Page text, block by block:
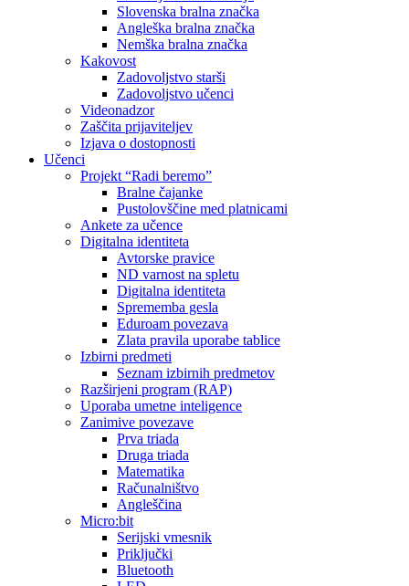
Slovenska bralna značka
Angleška bralna značka
Nemška bralna značka
Kakovost
Zadovoljstvo starši
Zadovoljstvo učenci
Videonadzor
Zaščita prijaviteljev
Izjava o dostopnosti
Učenci
Projekt “Radi beremo”
Bralne čajanke
Pustolovščine med platnicami
Ankete za učence
Digitalna identiteta
Avtorske pravice
ND varnost na spletu
Digitalna identiteta
Sprememba gesla
Eduroam povezava
Zlata pravila uporabe tablice
Izbirni predmeti
Seznam izbirnih predmetov
Razširjeni program (RAP)
Uporaba umetne inteligence
Zanimive povezave
Prva triada
Druga triada
Matematika
Računalništvo
Angleščina
Micro:bit
Serijski vmesnik
Priključki
Bluetooth